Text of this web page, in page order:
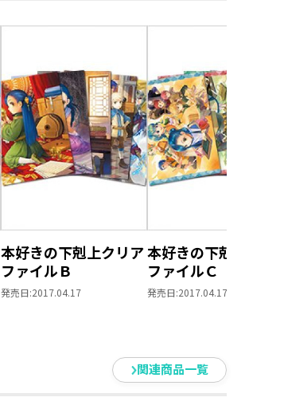
本好きの下剋上クリア
ファイルＢ
発売日:2017.04.17
本好きの下剋上クリ
ファイルＣ
発売日:2017.04.17
関連商品一覧